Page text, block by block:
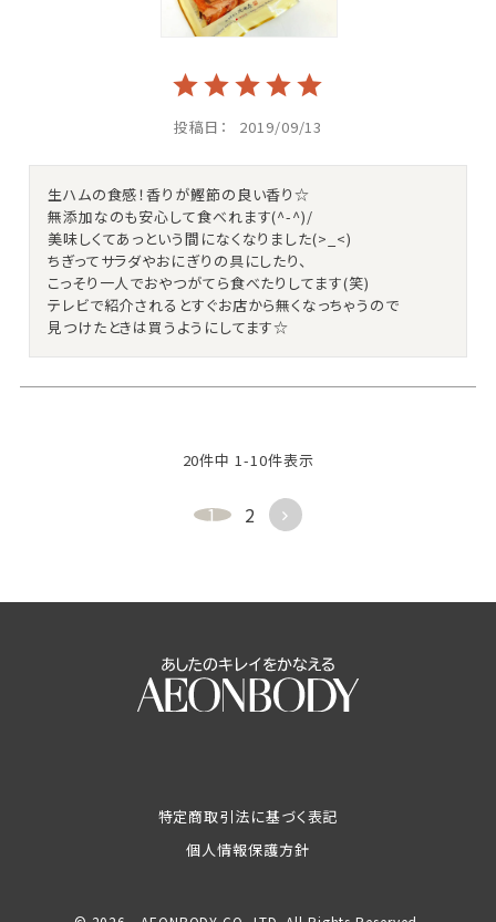
投稿日 2019/09/13
生ハムの食感！香りが鰹節の良い香り☆
無添加なのも安心して食べれます(^-^)/
美味しくてあっという間になくなりました(>_<)
ちぎってサラダやおにぎりの具にしたり、
こっそり一人でおやつがてら食べたりしてます(笑)
テレビで紹介されるとすぐお店から無くなっちゃうので
20件中 1-10件表示
1 2
特定商取引法に基づく表記
個人情報保護方針